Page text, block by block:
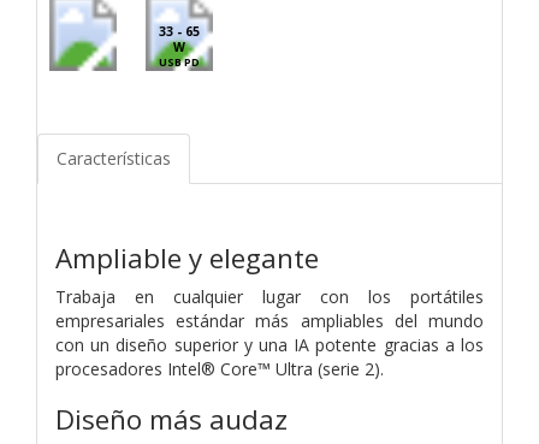
33 - 65
W
USB PD
Características
Ampliable y elegante
Trabaja en cualquier lugar con los portátiles
empresariales estándar más ampliables del mundo
con un diseño superior y una IA potente gracias a los
procesadores Intel® Core™ Ultra (serie 2).
Diseño más audaz